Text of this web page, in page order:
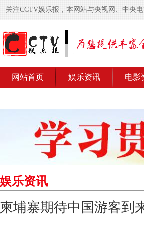
关注CCTV娱乐报，本网站与央视网、中央电
网站首页 娱乐资讯 电影
娱乐资讯
柬埔寨期待中国游客到